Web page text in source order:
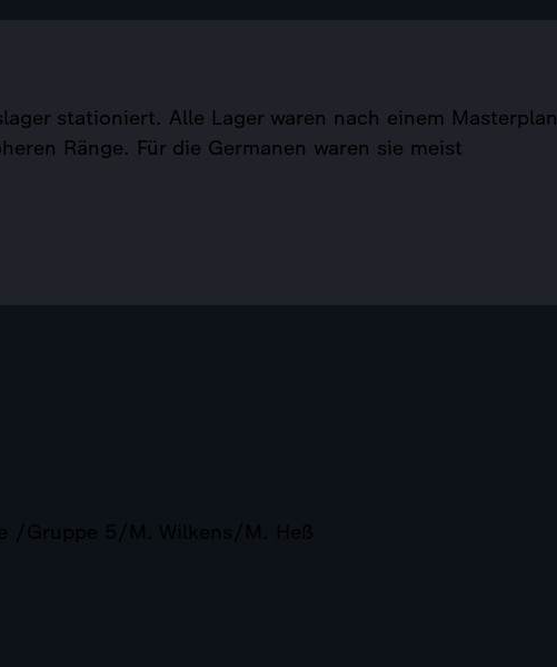
stationiert. Alle Lager waren nach einem Masterplan
Ränge. Für die Germanen waren sie meist
/Gruppe 5/M. Wilkens/M. Heß